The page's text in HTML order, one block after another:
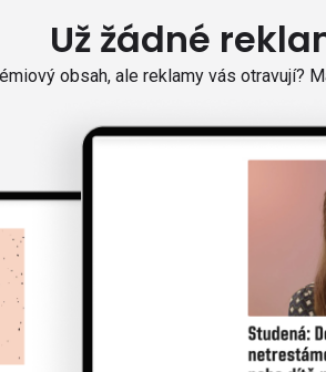
Už žádné
obsah, ale reklamy vás otravují?